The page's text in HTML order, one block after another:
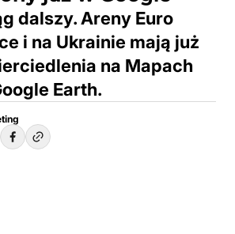
dalszy. Areny Euro
i na Ukrainie mają już
na Mapach
Earth.